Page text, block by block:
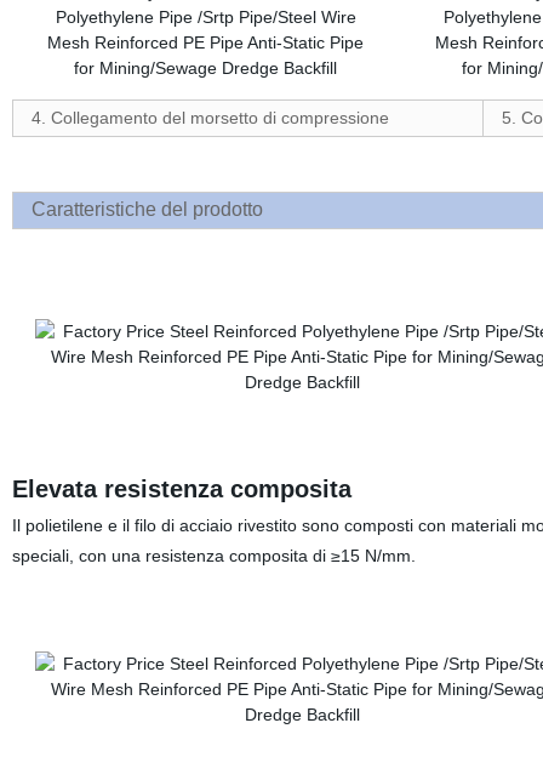
4. Collegamento del morsetto di compressione 5.
Caratteristiche del prodotto
Elevata resistenza composita
Il polietilene e il filo di acciaio rivestito sono composti con materiali
speciali, con una resistenza composita di ≥15 N/mm.